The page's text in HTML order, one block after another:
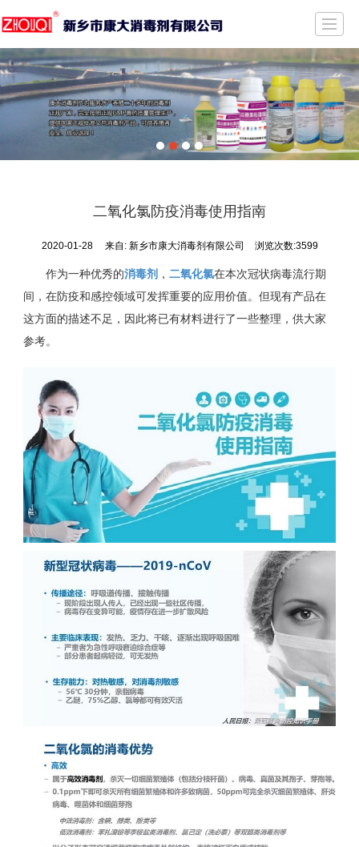
首页 公司介绍 新闻动态 产品展示 质量保证 荣誉证书 留言反馈 联系我们
二氧化氯防疫消毒使用指南
2020-01-28 来自: 新乡市康大消毒剂有限公司 浏览次数:3599
作为一种优秀的消毒剂 ，二氧化氯在本次冠状病毒流行期
间，在防疫和感控领域可发挥重要的应用价值。但现有产品在
这方面的描述不足，因此将已有材料进行了一些整理，供大家
参考。